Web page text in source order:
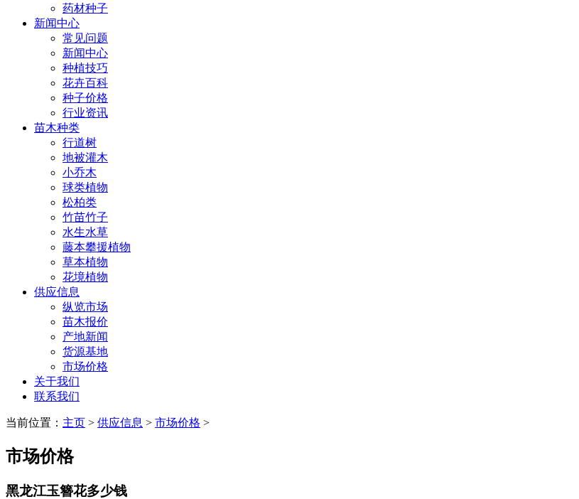
药材种子
新闻中心
常见问题
新闻中心
种植技巧
花卉百科
种子价格
行业资讯
苗木种类
行道树
地被灌木
小乔木
球类植物
松柏类
竹苗竹子
水生水草
藤本攀援植物
草本植物
花境植物
供应信息
纵览市场
苗木报价
产地新闻
货源基地
市场价格
关于我们
联系我们
当前位置： 主页 > 供应信息 > 市场价格 >
市场价格
黑龙江玉簪花多少钱